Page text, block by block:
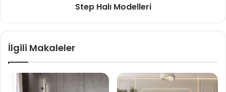
Step Halı Modelleri
İlgili Makaleler